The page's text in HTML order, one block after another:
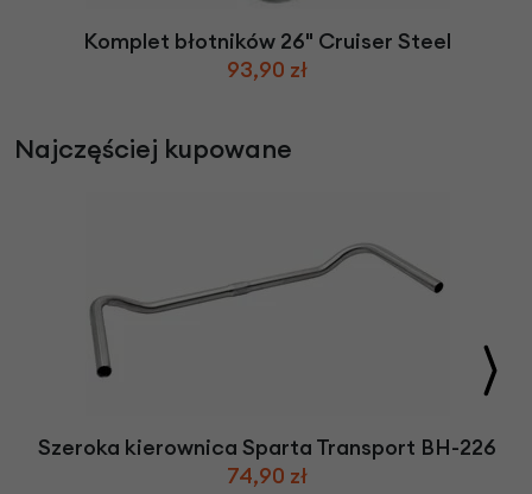
Komplet błotników 26" Cruiser Steel
93,90 zł
Najczęściej kupowane
Szeroka kierownica Sparta Transport BH-226
74,90 zł